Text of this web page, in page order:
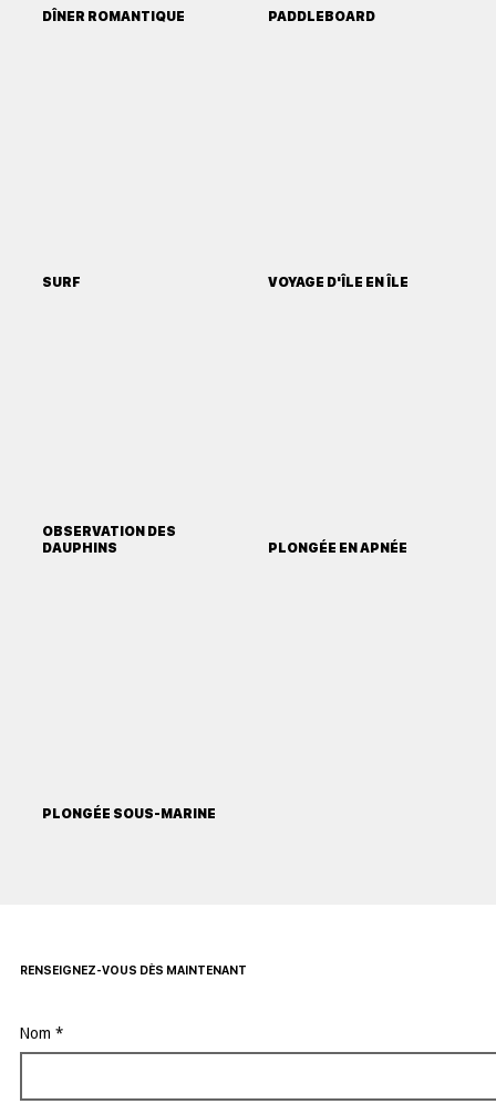
DÎNER ROMANTIQUE PADDLEBOARD
SURF VOYAGE D'ÎLE EN ÎLE
OBSERVATION DES
DAUPHINS
PLONGÉE EN APNÉE
PLONGÉE SOUS-MARINE
Nom *
RENSEIGNEZ-VOUS DÈS MAINTENANT